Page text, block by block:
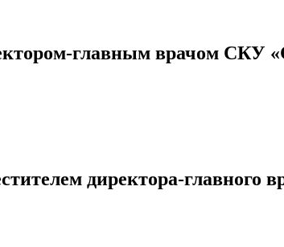
главным врачом СКУ
директора-главного